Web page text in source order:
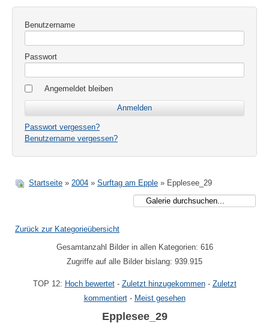
Benutzername
Passwort
Angemeldet bleiben
Passwort vergessen?
Benutzername vergessen?
Startseite » 2004 » Surftag am Epple » Epplesee_29
Zurück zur Kategorieübersicht
Gesamtanzahl Bilder in allen Kategorien: 616
Zugriffe auf alle Bilder bislang: 939.915
TOP 12: Hoch bewertet- Zuletzt hinzugekommen- Zuletzt
kommentiert- Meist gesehen
Epplesee_29